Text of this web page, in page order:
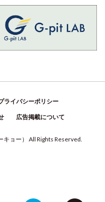
ライバシーポリシー
広告掲載について
キョー ） All Rights Reserved.